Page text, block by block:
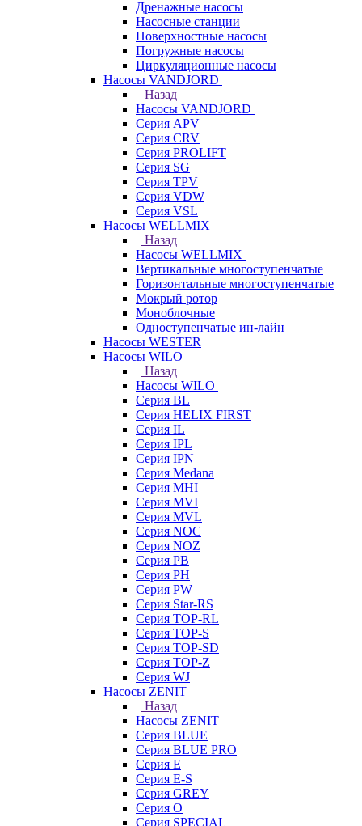
Дренажные насосы
Насосные станции
Поверхностные насосы
Погружные насосы
Циркуляционные насосы
Насосы VANDJORD
Назад
Насосы VANDJORD
Серия APV
Серия CRV
Серия PROLIFT
Серия SG
Серия TPV
Серия VDW
Серия VSL
Насосы WELLMIX
Назад
Насосы WELLMIX
Вертикальные многоступенчатые
Горизонтальные многоступенчатые
Мокрый ротор
Моноблочные
Одноступенчатые ин-лайн
Насосы WESTER
Насосы WILO
Назад
Насосы WILO
Серия BL
Серия HELIX FIRST
Серия IL
Серия IPL
Серия IPN
Серия Medana
Серия MHI
Серия MVI
Серия MVL
Серия NOC
Серия NOZ
Серия PB
Серия PH
Серия PW
Серия Star-RS
Серия TOP-RL
Серия TOP-S
Серия TOP-SD
Серия TOP-Z
Серия WJ
Насосы ZENIT
Назад
Насосы ZENIT
Серия BLUE
Серия BLUE PRO
Серия E
Серия E-S
Серия GREY
Серия O
Серия SPECIAL